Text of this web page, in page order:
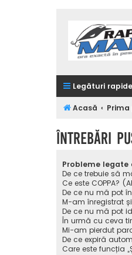
Legături rapide
Acasă
Întrebări
Probleme legate
De ce trebuie să
Ce este COPPA?
De ce nu mă pot
M-am înregistrat
De ce nu mă pot
În urmă cu ceva
Mi-am pierdut
De ce expiră
Care este funcția